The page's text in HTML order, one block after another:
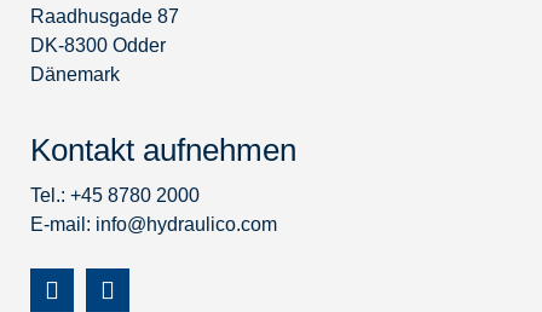
Raadhusgade 87
DK-8300 Odder
Dänemark
Kontakt aufnehmen
Tel.: +45 8780 2000
E-mail: info@hydraulico.com